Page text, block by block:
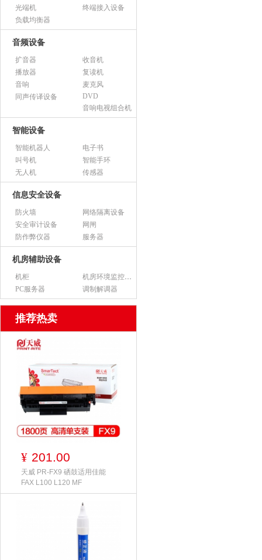
光端机
终端接入设备
负载均衡器
音频设备
扩音器
收音机
播放器
复读机
音响
麦克风
同声传译设备
DVD
音响电视组合机
智能设备
智能机器人
电子书
叫号机
智能手环
无人机
传感器
信息安全设备
防火墙
网络隔离设备
安全审计设备
网闸
防作弊仪器
服务器
机房辅助设备
机柜
机房环境监控设备
PC服务器
调制解调器
推荐热卖
¥ 201.00
天威 PR-FX9 硒鼓适用佳能
FAX L100 L120 MF